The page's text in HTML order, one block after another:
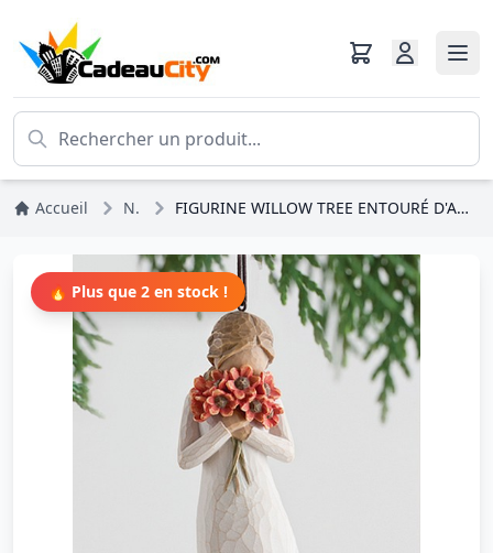
Accueil Noël FIGURINE WILLOW TREE ENTOURÉ D'AMOUR (a suspendre)
🔥 Plus que 2 en stock !